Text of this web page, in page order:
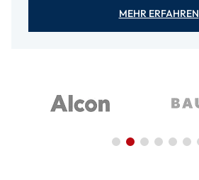
MEHR ERFAHREN